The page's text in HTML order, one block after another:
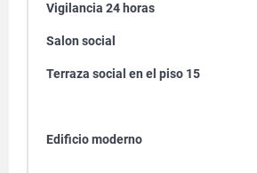
Vigilancia 24 horas
Salon social
Terraza social en el piso 15
Edificio moderno